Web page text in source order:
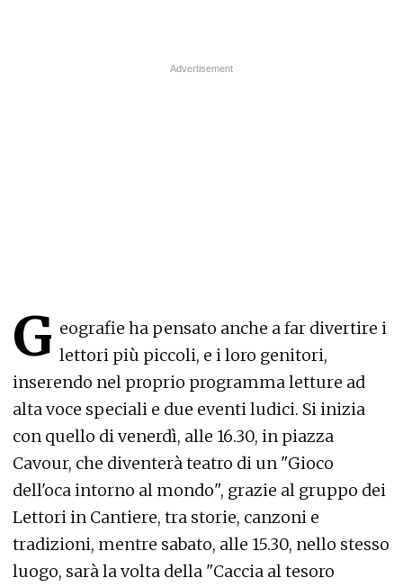
G eografie ha pensato anche a far divertire i
lettori più piccoli, e i loro genitori,
inserendo nel proprio programma letture ad
alta voce speciali e due eventi ludici. Si inizia
con quello di venerdì, alle 16.30, in piazza
Cavour, che diventerà teatro di un "Gioco
dell'oca intorno al mondo", grazie al gruppo dei
Lettori in Cantiere, tra storie, canzoni e
tradizioni, mentre sabato, alle 15.30, nello stesso
luogo, sarà la volta della "Caccia al tesoro